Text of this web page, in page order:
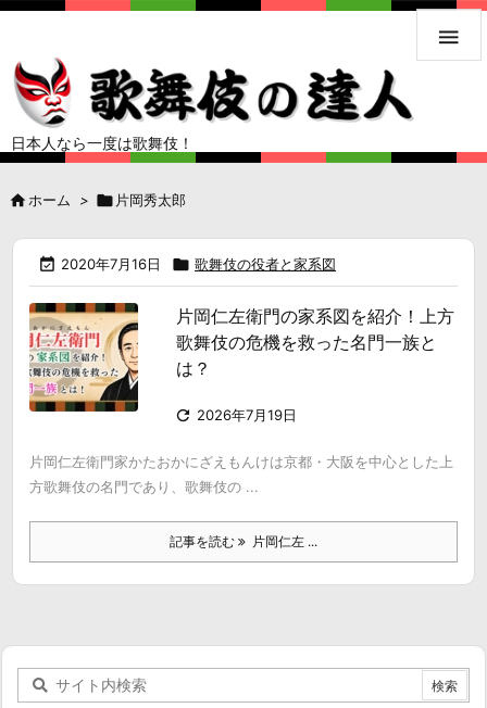
日本人なら一度は歌舞伎！

 ホーム >  片岡秀太郎
 2020年7月16日  歌舞伎の役者と家系図
片岡仁左衛門の家系図を紹介！上方
歌舞伎の危機を救った名門一族と
は？
 2026年7月19日
片岡仁左衛門家かたおかにざえもんけは京都・大阪を中心とした上
方歌舞伎の名門であり、歌舞伎の ...
記事を読む 片岡仁左 ...